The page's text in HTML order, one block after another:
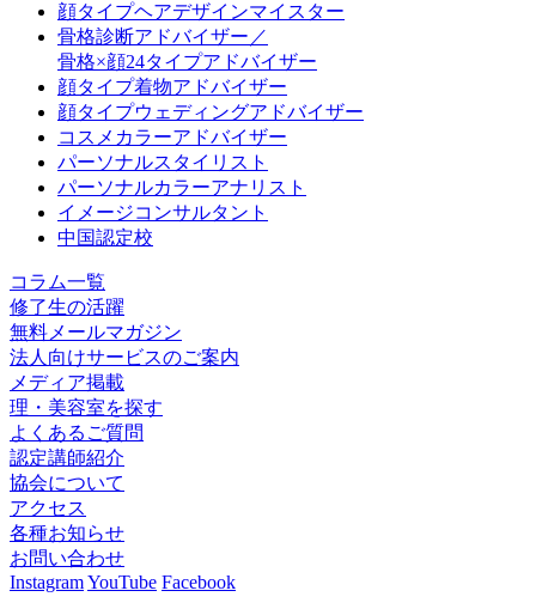
顔タイプヘアデザインマイスター
骨格診断アドバイザー／
骨格×顔24タイプアドバイザー
顔タイプ着物アドバイザー
顔タイプウェディングアドバイザー
コスメカラーアドバイザー
パーソナルスタイリスト
パーソナルカラーアナリスト
イメージコンサルタント
中国認定校
コラム一覧
修了生の活躍
無料メールマガジン
法人向けサービスのご案内
メディア掲載
理・美容室を探す
よくあるご質問
認定講師紹介
協会について
アクセス
各種お知らせ
お問い合わせ
InstagramYouTube Facebook